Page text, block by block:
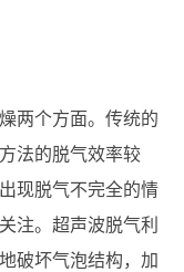
两个方面。传统的
法的脱气效率较
现脱气不完全的情
注。超声波脱气利
破坏气泡结构，加